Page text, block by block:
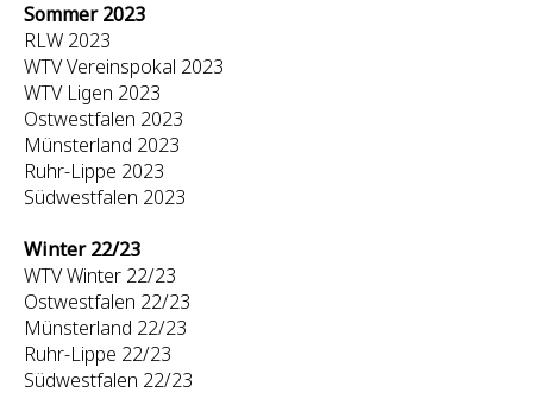
Sommer 2023
RLW 2023
WTV Vereinspokal 2023
WTV Ligen 2023
Ostwestfalen 2023
Münsterland 2023
Ruhr-Lippe 2023
Südwestfalen 2023
Winter 22/23
WTV Winter 22/23
Ostwestfalen 22/23
Münsterland 22/23
Ruhr-Lippe 22/23
Südwestfalen 22/23